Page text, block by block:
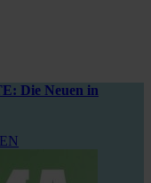
Die Neuen in